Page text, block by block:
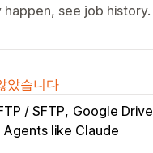
see job history.
았습니다
/ SFTP Google Drive
Agents like Claude